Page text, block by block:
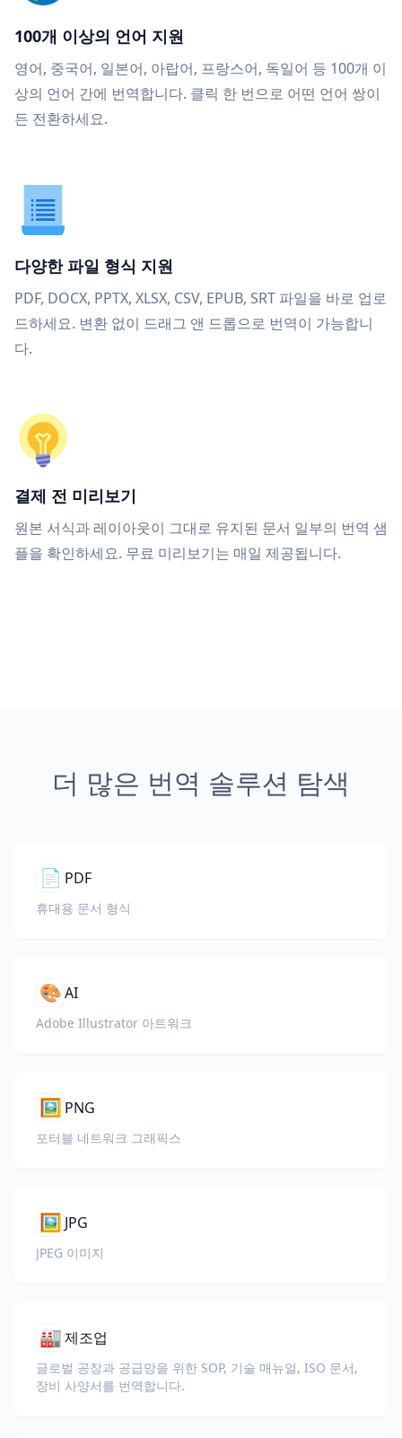
100개 이상의 언어 지원
영어, 중국어, 일본어, 아랍어, 프랑스어, 독일어 등 100개 이
상의 언어 간에 번역합니다. 클릭 한 번으로 어떤 언어 쌍이
든 전환하세요.
다양한 파일 형식 지원
PDF, DOCX, PPTX, XLSX, CSV, EPUB, SRT 파일을 바로 업로
드하세요. 변환 없이 드래그 앤 드롭으로 번역이 가능합니
다.
결제 전 미리보기
원본 서식과 레이아웃이 그대로 유지된 문서 일부의 번역 샘
플을 확인하세요. 무료 미리보기는 매일 제공됩니다.
더 많은 번역 솔루션 탐색
📄 PDF
휴대용 문서 형식
🎨AI
Adobe Illustrator 아트워크
🖼️ PNG
포터블 네트워크 그래픽스
🖼️ JPG
JPEG 이미지
🏭제조업
글로벌 공장과 공급망을 위한 SOP, 기술 매뉴얼, ISO 문서,
장비 사양서를 번역합니다.